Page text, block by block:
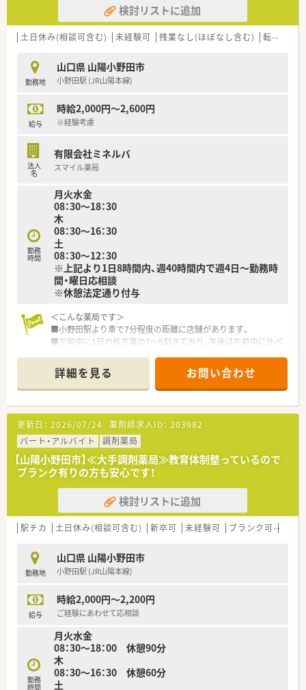
■全店舗統一の機材を導入しており、電子薬歴（グーコ）、散剤分
包機（ユヤマ）、全自動分包機（トーショー）ミスゼロ子がございま
すのでヒューマンエラーを防ぎながら、患者様との対人業務に専
の間違いがないよう手元にカメラが映るようにしておりますの
で薬剤師・事務員ともに安心して就業して頂けます。
■配食サービスが店舗に来られますのでお弁当が必要な方は事
■会社全体として平均残業時間は10時間/月程度、年間休日110
～111日、有給休暇消化日数は平均9日、平均年齢45歳です。
方もいらっしゃいます。
■地域支援体制加算も取得しており、ジェネリック比率も90％
を超えております。
＜こんな方にもおすすめ＞
■地域に根付いた薬局で地域医療に貢献したい方
■オンとオフ切り替えてメリハリつけて勤務したい方
検討リストに追加
土日休み(相談可含む) 未経験可 残業なし(ほぼなし含む) 転勤なし
勤務地
山口県 山陽小野田市
小野田駅 (JR山陽本線)
給与
時給2,000円～2,600円
※経験考慮
法人
名
有限会社ミネルバ
スマイル薬局
勤務
時間
月火水金
08：30～18：30
木
08：30～16：30
土
08：30～12：30
※上記より1日8時間内、週40時間内で週4日～勤務時
間・曜日応相談
※休憩法定通り付与
＜こんな薬局です＞
■小野田駅より車で7分程度の距離に店舗があります。
■午前中に1日の処方箋の7～8割きており、午後は午前中に比べ
■投薬台は2箇所あり、待合室は6名程度座ることができます。
■門前が18時に締めるため、基本的に18時以降の患者様は少な
く18時以降は片付け作業などがメインです。
■薬剤師 常勤1名、パート3名、事務2名です。
＜業務内容＞
■近隣のクリニックより内科をメインに処方応需しています。
■処方箋枚数は約40枚/日程度です。
＜研修制度＞
■現場の先輩薬剤師より指導を受けて頂きます。
＜法人特徴＞
■山陽小野田市に1店舗運営する調剤薬局です。
新規で立ち上げた店舗になります。
■在宅医療（個人宅13名、施設30床を1箇所）を行っており、社用
車にて行っております。（14日処方がメイン）
もされています。
■残業は月平均5時間程度で1分単位で支給されております。
＜こんな方にもおすすめ＞
■フルタイム勤務が厳しく、仕事とご家庭を両立しながらバラン
スよく勤務したい方
■調剤未経験で基礎から学びたい方
■残業少なめでメリハリつけた働き方をしたい方
詳細を見る お問い合わせ
更新日： 2026/07/24 薬剤師求人ID： 203982
パート・アルバイト
調剤薬局
【山陽小野田市】≪大手調剤薬局≫教育体制整っているので
ブランク有りの方も安心です！
検討リストに追加
駅チカ 土日休み(相談可含む) 新卒可 未経験可 ブランク可
勤務地
山口県 山陽小野田市
小野田駅 (JR山陽本線)
給与
時給2,000円～2,200円
ご経験にあわせて応相談
勤務
時間
月火水金
08：30～18：00 休憩90分
木
08：30～16：30 休憩60分
土